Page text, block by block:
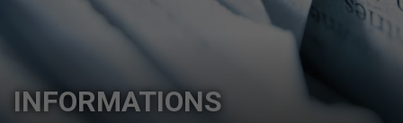
INFORMATIONS